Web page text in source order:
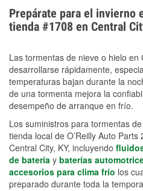
el sobrecalentamiento en
extremo. Aprende cómo
anticongelante en nuestra
Prepárate para el invierno
tienda #1708 en Central
Las tormentas de nieve o hielo en
desarrollarse rápidamente,
temperaturas bajan durante la
de una tormenta mejora la
desempeño de arranque en frío.
Los suministros para tormentas
tienda local de O’Reilly Auto
Central City, KY, incluyendo
de batería y baterías
accesorios para clima frío los
preparado durante toda la